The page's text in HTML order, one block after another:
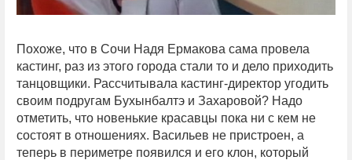
Похоже, что в Сочи Надя Ермакова сама провела
кастинг, раз из этого города стали то и дело приходить
танцовщики. Рассчитывала кастинг-директор угодить
своим подругам Бухынбалтэ и Захаровой? Надо
отметить, что новенькие красавцы пока ни с кем не
состоят в отношениях. Васильев не пристроен, а
теперь в периметре появился и его клон, который